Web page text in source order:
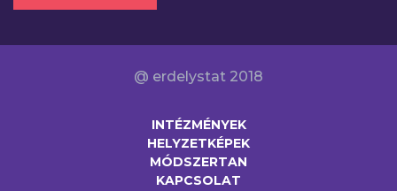
@ erdelystat 2018
INTÉZMÉNYEK
HELYZETKÉPEK
MÓDSZERTAN
KAPCSOLAT